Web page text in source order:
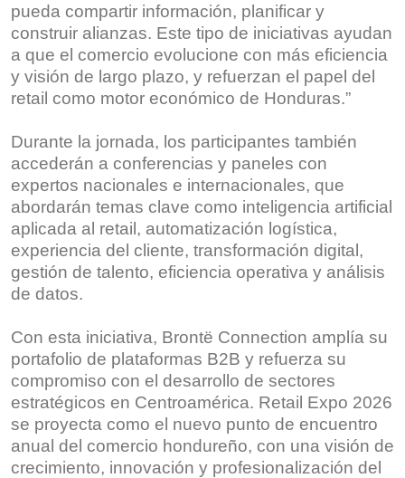
pueda compartir información, planificar y
construir alianzas. Este tipo de iniciativas ayudan
a que el comercio evolucione con más eficiencia
y visión de largo plazo, y refuerzan el papel del
retail como motor económico de Honduras.”
Durante la jornada, los participantes también
accederán a conferencias y paneles con
expertos nacionales e internacionales, que
abordarán temas clave como inteligencia artificial
aplicada al retail, automatización logística,
experiencia del cliente, transformación digital,
gestión de talento, eficiencia operativa y análisis
de datos.
Con esta iniciativa, Brontë Connection amplía su
portafolio de plataformas B2B y refuerza su
compromiso con el desarrollo de sectores
estratégicos en Centroamérica. Retail Expo 2026
se proyecta como el nuevo punto de encuentro
anual del comercio hondureño, con una visión de
crecimiento, innovación y profesionalización del